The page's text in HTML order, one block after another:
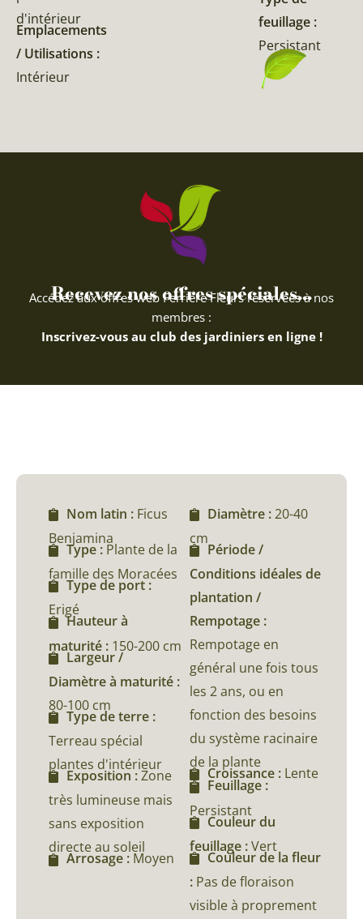
d'intérieur
Emplacements
/ Utilisations :
Intérieur
feuillage :
Persistant
Recevez nos offres spéciales...
Accédez aux offres web Ferriere Fleurs réservées à nos
membres :
Inscrivez-vous au club des jardiniers en ligne !
Nom latin : Ficus
Benjamina
Type : Plante de la
famille des Moracées
Type de port :
Erigé
Hauteur à
maturité : 150-200 cm
Largeur /
Diamètre à maturité :
80-100 cm
Type de terre :
Terreau spécial
plantes d'intérieur
Exposition :Zone
très lumineuse mais
sans exposition
directe au soleil
Arrosage : Moyen
Diamètre :20-40
cm
Période /
Conditions idéales de
plantation /
Rempotage :
Rempotage en
général une fois tous
les 2 ans, ou en
fonction des besoins
du système racinaire
de la plante
Croissance : Lente
Feuillage :
Persistant
Couleur du
feuillage :Vert
Couleur de la fleur
: Pas de floraison
visible à proprement